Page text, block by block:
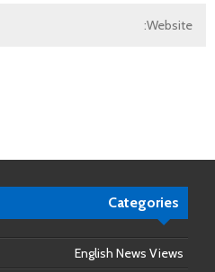
Categories
English News Views